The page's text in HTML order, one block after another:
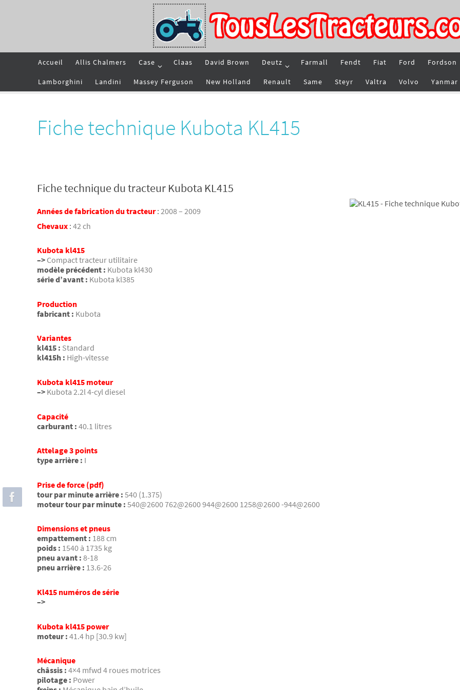
Accueil Allis Chalmers Case Claas David Brown Deutz Farmall Fendt Fiat Ford Fordson
Lamborghini Landini Massey Ferguson New Holland Renault Same Steyr Valtra Volvo Yanmar
Fiche technique Kubota KL415
Fiche technique du tracteur Kubota KL415
Années de fabrication du tracteur: 2008 – 2009
Chevaux : 42 ch
Kubota kl415
–> Compact tracteur utilitaire
modèle précédent : Kubota kl430
série d’avant : Kubota kl385
Production
fabricant : Kubota
Variantes
kl415 : Standard
kl415h : High-vitesse
Kubota kl415 moteur
–> Kubota 2.2l 4-cyl diesel
Capacité
carburant : 40.1 litres
Attelage 3 points
type arrière : I
Prise de force (pdf)
tour par minute arrière : 540 (1.375)
moteur tour par minute : 540@2600 762@2600 944@2600 1258@2600 -944@2600
Dimensions et pneus
empattement : 188 cm
poids : 1540 à 1735 kg
pneu avant : 8-18
pneu arrière : 13.6-26
Kl415 numéros de série
–>
Kubota kl415 power
moteur : 41.4 hp [30.9 kw]
Mécanique
châssis : 4×4 mfwd 4 roues motrices
pilotage : Power